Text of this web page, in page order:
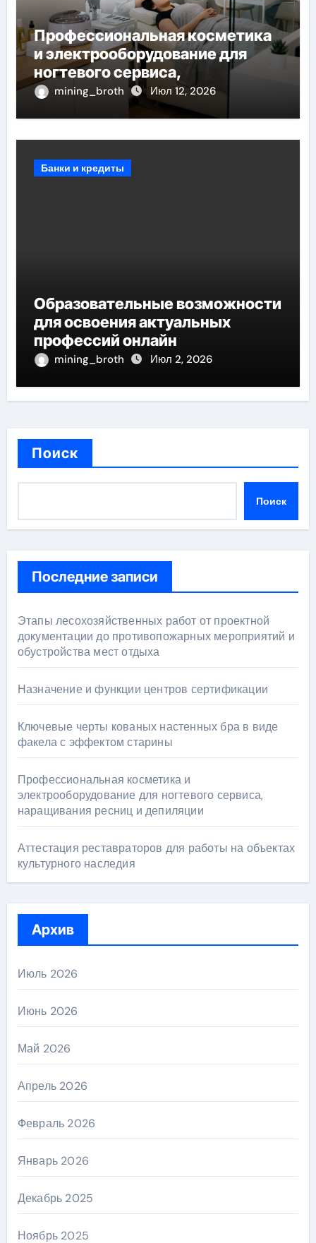
Профессиональная косметика
и электрооборудование для
ногтевого сервиса,
наращивания ресниц и
mining_broth Июл 12, 2026
Банки и кредиты
Образовательные возможности
для освоения актуальных
профессий онлайн
mining_broth Июл 2, 2026
Поиск
Поиск
Последние записи
Этапы лесохозяйственных работ от проектной
документации до противопожарных мероприятий и
обустройства мест отдыха
Назначение и функции центров сертификации
Ключевые черты кованых настенных бра в виде
факела с эффектом старины
Профессиональная косметика и
электрооборудование для ногтевого сервиса,
наращивания ресниц и депиляции
Аттестация реставраторов для работы на объектах
культурного наследия
Архив
Июль 2026
Июнь 2026
Май 2026
Апрель 2026
Февраль 2026
Январь 2026
Декабрь 2025
Ноябрь 2025